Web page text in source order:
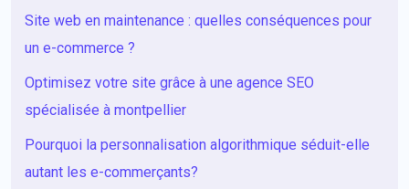
Site web en maintenance : quelles conséquences pour
un e-commerce ?
Optimisez votre site grâce à une agence SEO
spécialisée à montpellier
Pourquoi la personnalisation algorithmique séduit-elle
autant les e-commerçants?